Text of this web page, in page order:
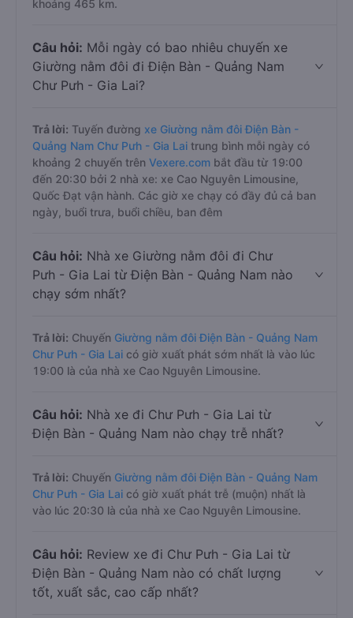
khoảng 465 km.
Câu hỏi: Mỗi ngày có bao nhiêu chuyến xe
Giường nằm đôi đi Điện Bàn - Quảng Nam
Chư Pưh - Gia Lai?
Trả lời: Tuyến đường xe Giường nằm đôi Điện Bàn -
Quảng Nam Chư Pưh - Gia Lai trung bình mỗi ngày có
khoảng 2 chuyến trên Vexere.com bắt đầu từ 19:00
đến 20:30 bởi 2 nhà xe: xe Cao Nguyên Limousine,
Quốc Đạt vận hành. Các giờ xe chạy có đầy đủ cả ban
ngày, buổi trưa, buổi chiều, ban đêm
Câu hỏi: Nhà xe Giường nằm đôi đi Chư
Pưh - Gia Lai từ Điện Bàn - Quảng Nam nào
chạy sớm nhất?
Trả lời: Chuyến Giường nằm đôi Điện Bàn - Quảng Nam
Chư Pưh - Gia Lai có giờ xuất phát sớm nhất là vào lúc
19:00 là của nhà xe Cao Nguyên Limousine.
Câu hỏi: Nhà xe đi Chư Pưh - Gia Lai từ
Điện Bàn - Quảng Nam nào chạy trễ nhất?
Trả lời: Chuyến Giường nằm đôi Điện Bàn - Quảng Nam
Chư Pưh - Gia Lai có giờ xuất phát trễ (muộn) nhất là
vào lúc 20:30 là của nhà xe Cao Nguyên Limousine.
Câu hỏi: Review xe đi Chư Pưh - Gia Lai từ
Điện Bàn - Quảng Nam nào có chất lượng
tốt, xuất sắc, cao cấp nhất?